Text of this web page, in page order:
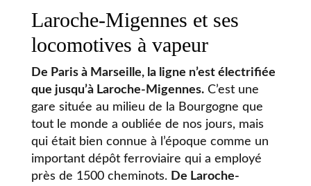
Laroche-Migennes et ses
locomotives à vapeur
De Paris à Marseille, la ligne n’est électrifiée
que jusqu’à Laroche-Migennes.C’est une
gare située au milieu de la Bourgogne que
tout le monde a oubliée de nos jours, mais
qui était bien connue à l’époque comme un
important dépôt ferroviaire qui a employé
près de 1500 cheminots. De Laroche-